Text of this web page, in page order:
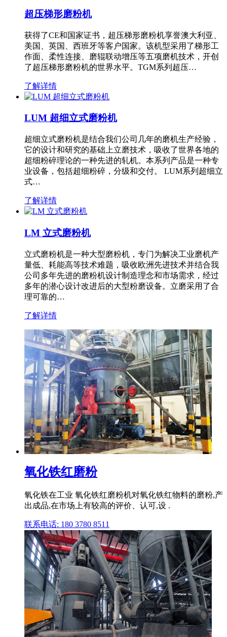
超压梯形磨粉机
获得了CE和国家证书，超压梯形磨粉机享誉澳大利亚、
美国、英国、西班牙等客户国家。该机型采用了梯形工
作面、柔性连接、磨辊联动增压等五项磨机技术，开创
了超压梯形磨粉机的世界水平。TGM系列超压…
了解详情
LUM 超细立式磨粉机
超细立式磨粉机是结合我们公司几年的磨机生产经验，
它的设计和研究的基础上立磨技术，吸收了世界各地的
超细粉碎理论的一种先进的轧机。本系列产品是一种专
业设备，包括超细粉碎，分级和交付。 LUM系列超细立
式…
了解详情
LM 立式磨粉机
立式磨粉机是一种大型磨粉机，专门为解决工业磨机产
量低、耗能高等技术难题，吸收欧洲先进技术并结合我
公司多年先进的磨粉机设计制造理念和市场需求，经过
多年的潜心设计改进后的大型粉磨设备。立磨采用了合
理可靠的…
了解详情
氧化铁红磨粉
氧化铁在工业 氧化铁红磨粉机对氧化铁红物料的磨粉,产
出成品,在市场上有较高的评价、认可,设 .
联系电话: 180 3780 8511